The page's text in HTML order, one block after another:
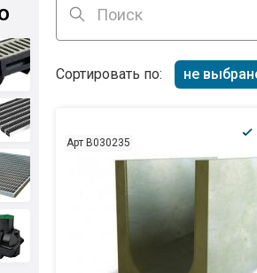
Сортировать по: не
Арт B030235